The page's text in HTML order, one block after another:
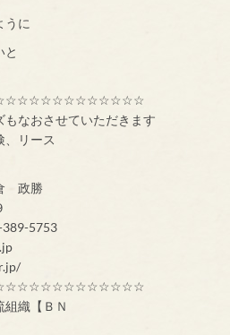
うに
と
なおさせていただきます
、リース
389-5753
織【ＢＮ
】